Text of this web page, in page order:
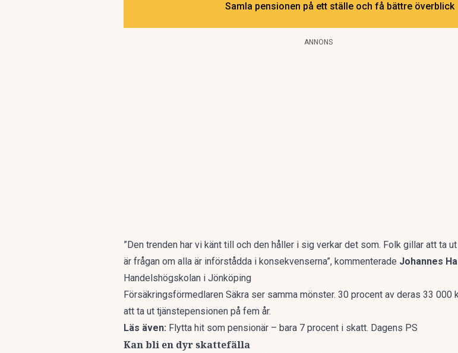
Samla pensionen på ett ställe och få bättre överblick
ANNONS
”Den trenden har vi känt till och den håller i sig verkar det som. Folk gillar att ta
är frågan om alla är införstådda i konsekvenserna”, kommenterade Johannes
Handelshögskolan i Jönköping
Försäkringsförmedlaren Säkra ser samma mönster. 30 procent av deras 33
att ta ut tjänstepensionen på fem år.
Läs även: Flytta hit som pensionär – bara 7 procent i skatt. Dagens PS
Kan bli en dyr skattefälla